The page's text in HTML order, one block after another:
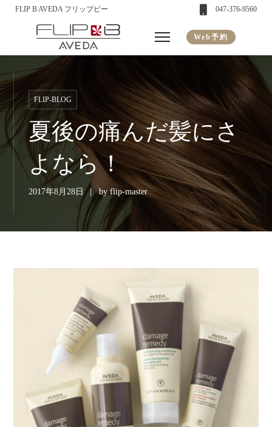
FLIP B AVEDA フリップビー 047-376-9560
Web予約
FLIP-BLOG
夏後の痛んだ髪にさ
よなら！
2017年8月28日 by flip-master